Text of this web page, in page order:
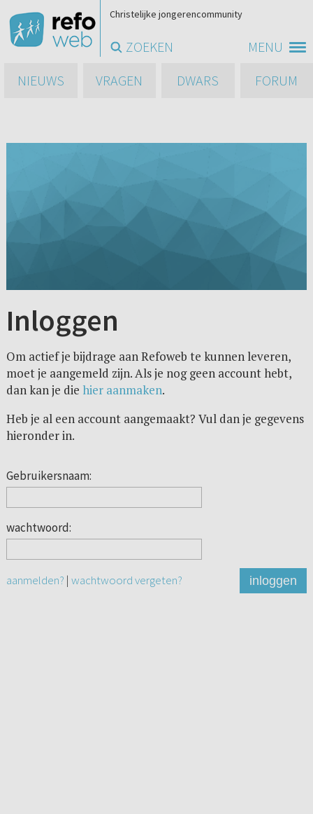
MENU
Christelijke jongerencommunity
ZOEKEN
NIEUWS
VRAGEN DWARS FORUM
Inloggen
Om actief je bijdrage aan Refoweb te kunnen leveren,
moet je aangemeld zijn. Als je nog geen account hebt,
dan kan je die hier aanmaken.
Heb je al een account aangemaakt? Vul dan je gegevens
hieronder in.
Gebruikersnaam:
wachtwoord:
aanmelden? | wachtwoord vergeten? inloggen